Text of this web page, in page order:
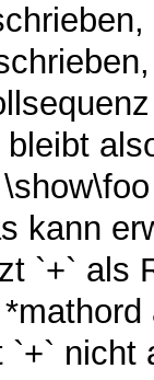
kann
`+` als
`+` nicht